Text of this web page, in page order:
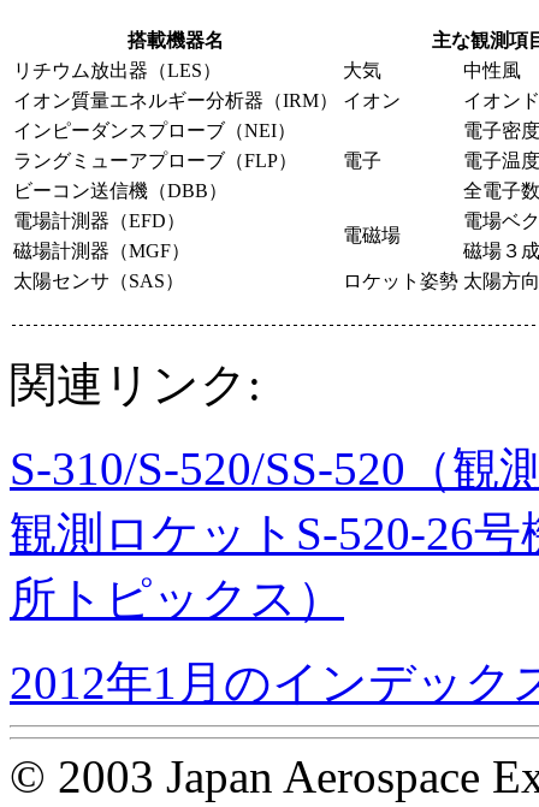
搭載機器名
主な観測項
リチウム放出器（LES）
大気
中性風
イオン質量エネルギー分析器（IRM）
イオン
イオン
インピーダンスプローブ（NEI）
電子
電子密度
ラングミューアプローブ（FLP）
電子温
ビーコン送信機（DBB）
全電子数
電場計測器（EFD）
電磁場
電場ベ
磁場計測器（MGF）
磁場３
太陽センサ（SAS）
ロケット姿勢 太陽方向
関連リンク:
S-310/S-520/SS-520（観
観測ロケットS-520-26
所トピックス）
2012年1月のインデック
© 2003 Japan Aerospace